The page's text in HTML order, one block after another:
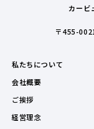
カービ
〒455-
私たちについて
会社概要
ご挨拶
経営理念